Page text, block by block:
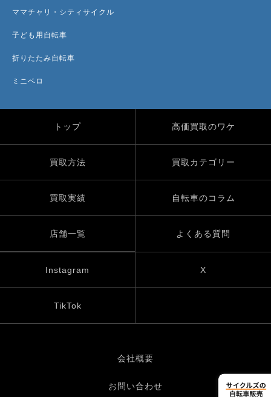
ママチャリ・シティサイクル
子ども用自転車
折りたたみ自転車
ミニベロ
トップ 高価買取のワケ
買取方法 買取カテゴリー
買取実績 自転車のコラム
店舗一覧 よくある質問
Instagram X
TikTok
会社概要
お問い合わせ